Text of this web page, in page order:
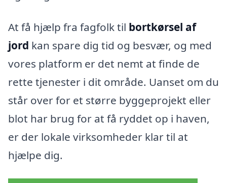
At få hjælp fra fagfolk til bortkørsel af
jord kan spare dig tid og besvær, og med
vores platform er det nemt at finde de
rette tjenester i dit område. Uanset om du
står over for et større byggeprojekt eller
blot har brug for at få ryddet op i haven,
er der lokale virksomheder klar til at
hjælpe dig.